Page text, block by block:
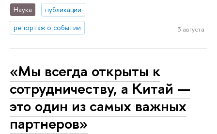
Наука
публикации
репортаж о событии
3 августа
«Мы всегда открыты к
сотрудничеству, а Китай —
это один из самых важных
партнеров»